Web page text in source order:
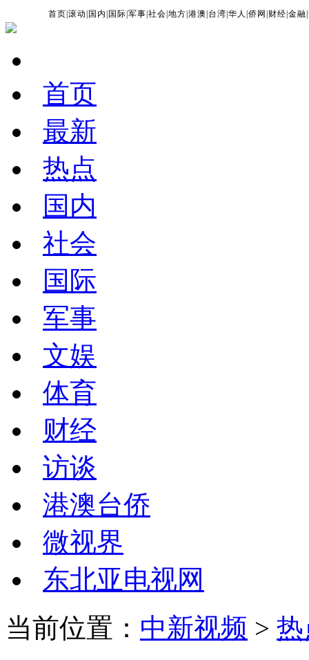
首页 |滚动 国内 国际 |军事 |社会 |地方 |港澳 台湾 |华人 |侨网 财经 |金融 |
首页
最新
热点
国内
社会
国际
军事
文娱
体育
财经
访谈
港澳台侨
微视界
东北亚电视网
当前位置： 中新视频 >